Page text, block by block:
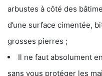
arbustes à côté des
d’une surface cimentée,
grosses pierres ;
Il ne faut absolument
sans vous protéger les